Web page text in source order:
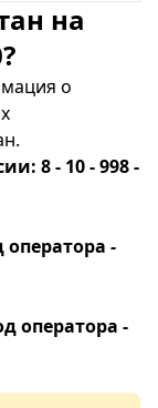
на
о
8 - 10 - 998 -
оператора -
оператора -